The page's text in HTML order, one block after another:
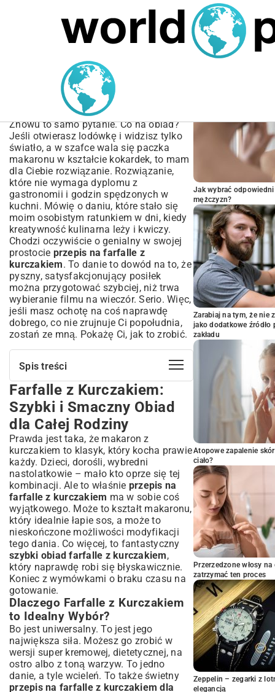
MARIUSZ ŁAMAGA 04.10.2025
Przepis na Farfalle z
Kurczakiem – Idealny
Obiad w 30 Minut!
Znowu to samo pytanie. Co na obiad?
Jeśli otwierasz lodówkę i widzisz tylko
światło, a w szafce wala się paczka
makaronu w kształcie kokardek, to mam
dla Ciebie rozwiązanie. Rozwiązanie,
które nie wymaga dyplomu z
gastronomii i godzin spędzonych w
kuchni. Mówię o daniu, które stało się
moim osobistym ratunkiem w dni, kiedy
kreatywność kulinarna leży i kwiczy.
Chodzi oczywiście o genialny w swojej
prostocie przepis na farfalle z
kurczakiem. To danie to dowód na to, że
pyszny, satysfakcjonujący posiłek
można przygotować szybciej, niż trwa
wybieranie filmu na wieczór. Serio. Więc,
jeśli masz ochotę na coś naprawdę
dobrego, co nie zrujnuje Ci popołudnia,
zostań ze mną. Pokażę Ci, jak to zrobić.
Spis treści
Farfalle z Kurczakiem: Szybki i Smaczny
Obiad dla Całej Rodziny
Dlaczego Farfalle z Kurczakiem to Idealny
Wybór?
Niezbędne Składniki na Doskonałe
Farfalle z Kurczakiem
Jak Wybrać Najlepszego Kurczaka?
Makaron Farfalle: Co Musisz Wiedzieć?
Sos: Podstawa Smaku – Pomysł na Bogatą
Bazę
Warzywa i Dodatki: Urozmaicenie Twojego
Dania
Przepis Krok po Kroku: Jak Przygotować
Farfalle z Kurczakiem?
Przygotowanie Składników: Cięcie i
Marynowanie
Gotowanie Makaronu: Perfekcyjne Al Dente
Smażenie Kurczaka: Klucz do Soczystego
Mięsa
Łączenie Składników i Sosu: Kompozycja
Smaków
Finalne Doprawianie: Sekret Kucharza
Wariacje i Pomysły na Farfalle z
Kurczakiem
Farfalle z Kurczakiem:
Szybki i Smaczny Obiad
dla Całej Rodziny
Prawda jest taka, że makaron z
kurczakiem to klasyk, który kocha prawie
każdy. Dzieci, dorośli, wybredni
nastolatkowie – mało kto oprze się tej
kombinacji. Ale to właśnie przepis na
farfalle z kurczakiem ma w sobie coś
wyjątkowego. Może to kształt makaronu,
który idealnie łapie sos, a może to
nieskończone możliwości modyfikacji
tego dania. Co więcej, to fantastyczny
szybki obiad farfalle z kurczakiem,
który naprawdę robi się błyskawicznie.
Koniec z wymówkami o braku czasu na
gotowanie.
Dlaczego Farfalle z Kurczakiem
to Idealny Wybór?
Bo jest uniwersalny. To jest jego
największa siła. Możesz go zrobić w
wersji super kremowej, dietetycznej, na
ostro albo z toną warzyw. To jedno
danie, a tyle wcieleń. To także świetny
przepis na farfalle z kurczakiem dla
Jak wybrać
mężczyzn?
Zarabiaj na tym, że nie
jako dodatkowe
zakładu
Atopowe zapalenie
ciało?
Przerzedzone włosy
zatrzymać ten proces
Zeppelin – zegarki z
elegancją